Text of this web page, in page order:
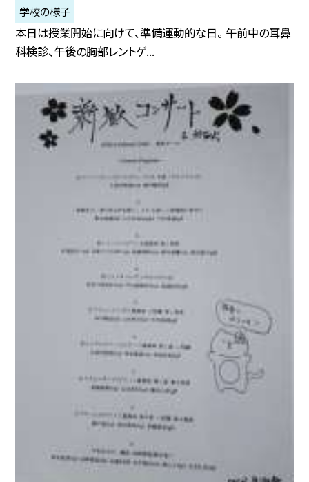
学校の様子
本日は授業開始に向けて、準備運動的な日。 午前中の耳鼻
科検診、午後の胸部レントゲ...